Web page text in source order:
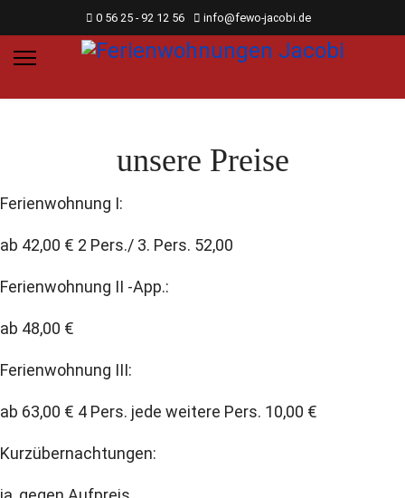
0 56 25 - 92 12 56 info@fewo-jacobi.de
unsere Preise
Ferienwohnung I:
ab 42,00 € 2 Pers./ 3. Pers. 52,00
Ferienwohnung II -App.:
ab 48,00 €
Ferienwohnung III:
ab 63,00 € 4 Pers. jede weitere Pers. 10,00 €
Kurzübernachtungen: